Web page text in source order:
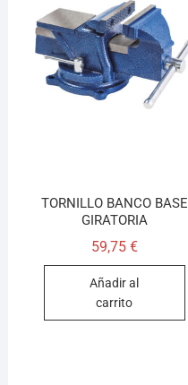
TORNILLO BANCO BASE
GIRATORIA
59,75 €
Añadir al
carrito